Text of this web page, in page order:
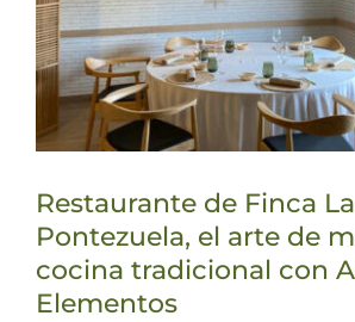
Restaurante de Finca La
Pontezuela, el arte de
cocina tradicional con
Elementos